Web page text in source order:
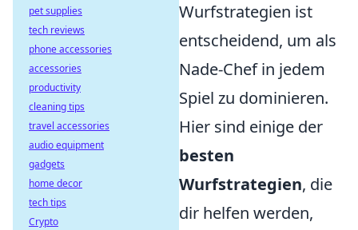
Wurfstrategien ist
entscheidend, um als
Nade-Chef in jedem
Spiel zu dominieren.
Hier sind einige der
besten
Wurfstrategien, die
dir helfen werden,
pet supplies
tech reviews
phone accessories
accessories
productivity
cleaning tips
travel accessories
audio equipment
gadgets
home decor
tech tips
Crypto